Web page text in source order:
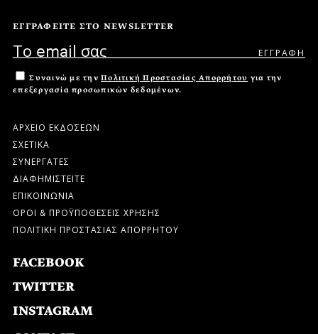
ΕΓΓΡΑΦΕΙΤΕ ΣΤΟ NEWSLETTER
Συναινώ με την Πολιτική Προστασίας Απορρήτου για την
επεξεργασία προσωπικών δεδομένων.
ΑΡΧΕΙΟ ΕΚΔΟΣΕΩΝ
ΣΧΕΤΙΚΑ
ΣΥΝΕΡΓΑΤΕΣ
ΔΙΑΦΗΜΙΣΤΕΙΤΕ
ΕΠΙΚΟΙΝΩΝΙΑ
ΟΡΟΙ & ΠΡΟΫΠΟΘΕΣΕΙΣ ΧΡΗΣΗΣ
ΠΟΛΙΤΙΚΗ ΠΡΟΣΤΑΣΙΑΣ ΑΠΟΡΡΗΤΟΥ
FACEBOOK
TWITTER
INSTAGRAM